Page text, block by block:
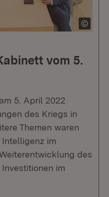
vom 5.
5. April 2022
des Kriegs in
Themen waren
im
des
im